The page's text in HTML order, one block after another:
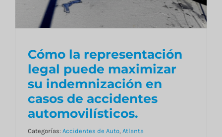
Cómo la representación
legal puede maximizar
su indemnización en
casos de accidentes
Cómo la representación
legal puede maximizar
su indemnización en
casos de accidentes
automovilísticos.
Categorías: Accidentes de Auto, Atlanta